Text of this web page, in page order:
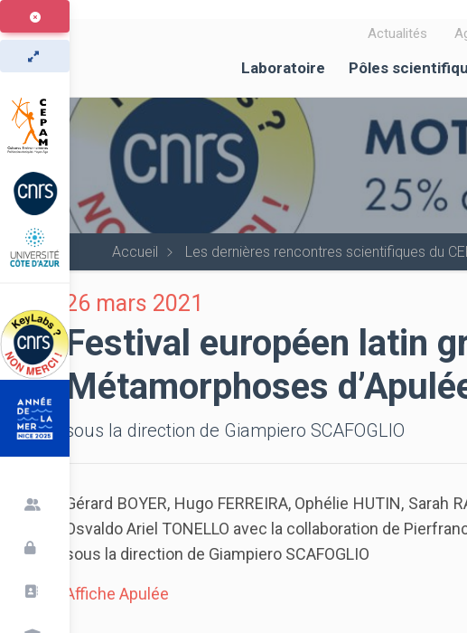
Aller
au
contenu
principal
Actualités
Laboratoire Pôles
Accueil Les dernières rencontres scientifiques du
26 mars 2021
Festival européen latin
Métamorphoses
sous la direction de Giampiero SCAFOGLIO
Gérard BOYER, Hugo FERREIRA, Ophélie HUTIN, Sarah
Osvaldo Ariel TONELLO avec la collaboration de
sous la direction de Giampiero SCAFOGLIO
Affiche Apulée